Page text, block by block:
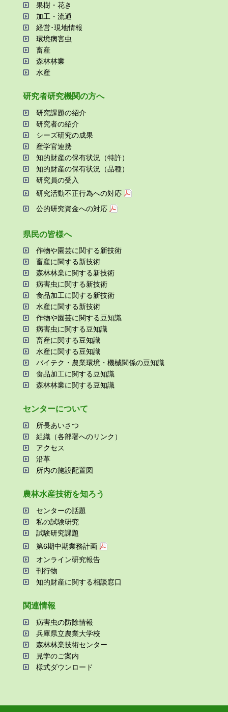
果樹・花き
加⼯・流通
経営･現地情報
環境病害⾍
畜産
森林林業
⽔産
研究者研究機関の⽅へ
研究課題の紹介
研究者の紹介
シーズ研究の成果
産学官連携
知的財産の保有状況（特許）
知的財産の保有状況（品種）
研究員の受⼊
研究活動不正⾏為への対応
公的研究資金への対応
県⺠の皆様へ
作物や園芸に関する新技術
畜産に関する新技術
森林林業に関する新技術
病害⾍に関する新技術
⾷品加⼯に関する新技術
⽔産に関する新技術
作物や園芸に関する⾖知識
病害⾍に関する⾖知識
畜産に関する⾖知識
⽔産に関する⾖知識
バイテク・農業環境・機械関係の⾖知識
⾷品加⼯に関する⾖知識
森林林業に関する⾖知識
センターについて
所⻑あいさつ
組織（各部署へのリンク）
アクセス
沿⾰
所内の施設配置図
農林⽔産技術を知ろう
センターの話題
私の試験研究
試験研究課題
第6期中期業務計画
オンライン研究報告
刊⾏物
知的財産に関する相談窓⼝
関連情報
病害⾍の防除情報
兵庫県⽴農業⼤学校
森林林業技術センター
⾒学のご案内
様式ダウンロード